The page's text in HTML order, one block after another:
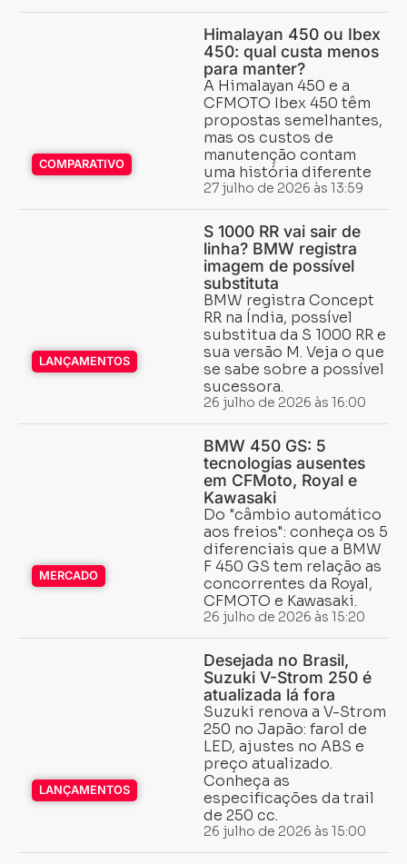
COMPARATIVO
Himalayan 450 ou Ibex
450: qual custa menos
para manter?
A Himalayan 450 e a
CFMOTO Ibex 450 têm
propostas semelhantes,
mas os custos de
manutenção contam
uma história diferente
27 julho de 2026 às 13:59
LANÇAMENTOS
S 1000 RR vai sair de
linha? BMW registra
imagem de possível
substituta
BMW registra Concept
RR na Índia, possível
substitua da S 1000 RR e
sua versão M. Veja o que
se sabe sobre a possível
sucessora.
26 julho de 2026 às 16:00
MERCADO
BMW 450 GS: 5
tecnologias ausentes
em CFMoto, Royal e
Kawasaki
Do "câmbio automático
aos freios": conheça os 5
diferenciais que a BMW
F 450 GS tem relação as
concorrentes da Royal,
CFMOTO e Kawasaki.
26 julho de 2026 às 15:20
LANÇAMENTOS
Desejada no Brasil,
Suzuki V-Strom 250 é
atualizada lá fora
Suzuki renova a V-Strom
250 no Japão: farol de
LED, ajustes no ABS e
preço atualizado.
Conheça as
especificações da trail
de 250 cc.
26 julho de 2026 às 15:00